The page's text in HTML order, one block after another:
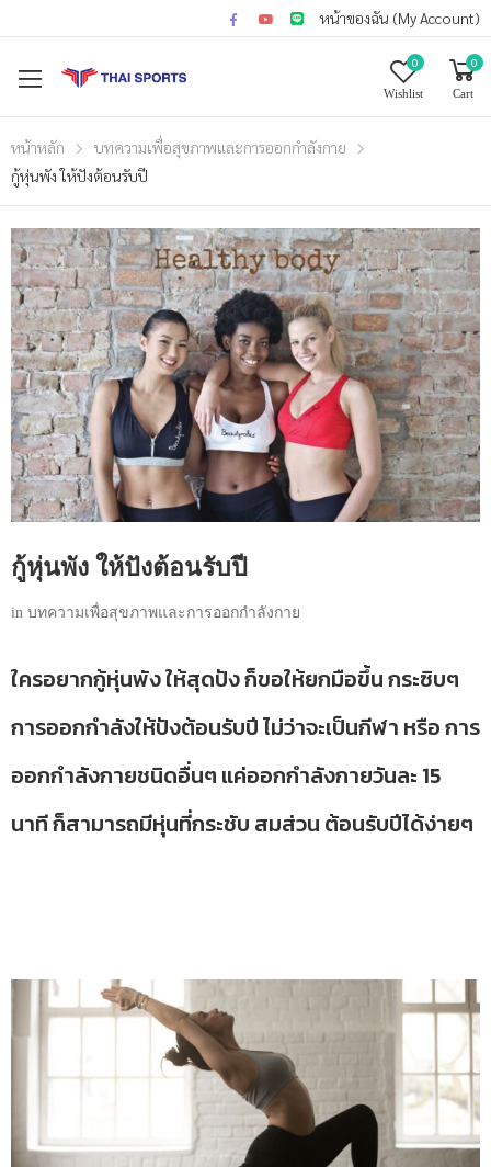
หน้าของฉัน (My Account)
0
Wishlist
0
Cart
หน้าหลัก
บทความเพื่อสุขภาพและการออกกำลังกาย
กู้หุ่นพัง ให้ปังต้อนรับปี
กู้หุ่นพัง ให้ปังต้อนรับปี
in บทความเพื่อสุขภาพและการออกกำลังกาย
ใครอยากกู้หุ่นพัง ให้สุดปัง ก็ขอให้ยกมือขึ้น กระซิบๆ
การออกกำลังให้ปังต้อนรับปี ไม่ว่าจะเป็นกีฬา หรือ การ
ออกกำลังกายชนิดอื่นๆ แค่ออกกำลังกายวันละ 15
นาที ก็สามารถมีหุ่นที่กระชับ สมส่วน ต้อนรับปีได้ง่ายๆ